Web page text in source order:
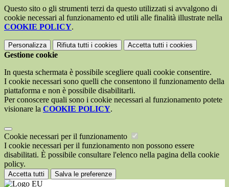
Questo sito o gli strumenti terzi da questo utilizzati si avvalgono di
cookie necessari al funzionamento ed utili alle finalità illustrate nella
COOKIE POLICY.
Personalizza Rifiuta tutti i cookies Accetta tutti i cookies
Gestione cookie
In questa schermata è possibile scegliere quali cookie consentire.
I cookie necessari sono quelli che consentono il funzionamento della
piattaforma e non è possibile disabilitarli.
Per conoscere quali sono i cookie necessari al funzionamento potete
visionare la COOKIE POLICY.
Cookie necessari per il funzionamento
I cookie necessari per il funzionamento non possono essere
disabilitati. È possibile consultare l'elenco nella pagina della cookie
policy.
Accetta tutti Salva le preferenze